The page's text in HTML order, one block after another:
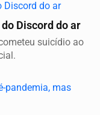
Discord do ar
suicídio ao